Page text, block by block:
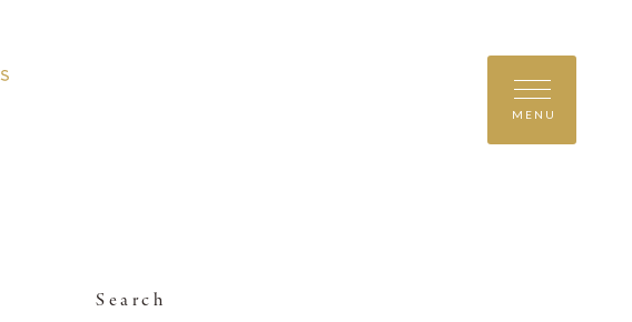
MENU
Search